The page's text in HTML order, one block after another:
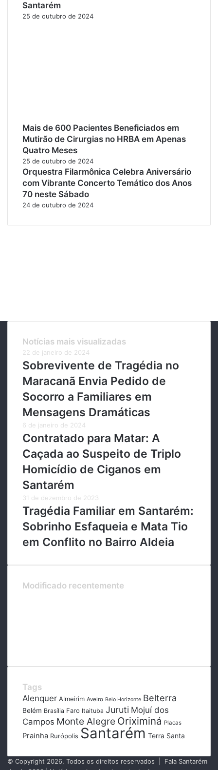
Santarém
25 de outubro de 2024
Mais de 600 Pacientes Beneficiados em
Mutirão de Cirurgias no HRBA em Apenas
Quatro Meses
25 de outubro de 2024
Orquestra Filarmônica Celebra Aniversário
com Vibrante Concerto Temático dos Anos
70 neste Sábado
24 de outubro de 2024
Notícias mais visualizadas
22 de janeiro de 2024
Sobrevivente de Tragédia no
Maracanã Envia Pedido de
Socorro a Familiares em
Mensagens Dramáticas
6 de janeiro de 2024
Contratado para Matar: A
Caçada ao Suspeito de Triplo
Homicídio de Ciganos em
Santarém
31 de dezembro de 2023
Tragédia Familiar em Santarém:
Sobrinho Esfaqueia e Mata Tio
em Conflito no Bairro Aldeia
Modificado recentemente
Tags
Alenquer Almeirim Aveiro Belo Horizonte Belterra
Belém Brasília Faro Itaituba Juruti Mojuí dos
Campos Monte Alegre Oriximiná Placas
Prainha Rurópolis Santarém Terra Santa
© Copyright 2026, Todos os direitos reservados | Fala Santarém